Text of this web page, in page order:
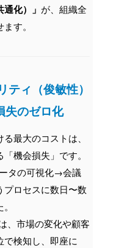
化）」 が、組織全
す。
ィ（俊敏性）
失のゼロ化
最大のコストは、
機会損失」です。
タの可視化→会議
ロセスに数日〜数
、市場の変化や顧客
で検知し、即座に